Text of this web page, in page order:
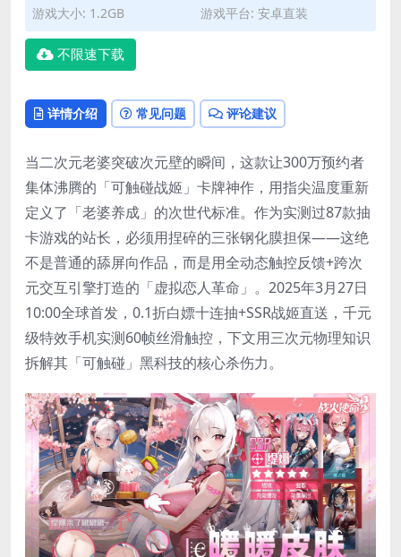
游戏大小: 1.2GB
游戏平台: 安卓直装
不限速下载
详情介绍 常见问题 评论建议
当二次元老婆突破次元壁的瞬间，这款让300万预约者
集体沸腾的「可触碰战姬」卡牌神作，用指尖温度重新
定义了「老婆养成」的次世代标准。作为实测过87款抽
卡游戏的站长，必须用捏碎的三张钢化膜担保——这绝
不是普通的舔屏向作品，而是用全动态触控反馈+跨次
元交互引擎打造的「虚拟恋人革命」。2025年3月27日
10:00全球首发，0.1折白嫖十连抽+SSR战姬直送，千元
级特效手机实测60帧丝滑触控，下文用三次元物理知识
拆解其「可触碰」黑科技的核心杀伤力。